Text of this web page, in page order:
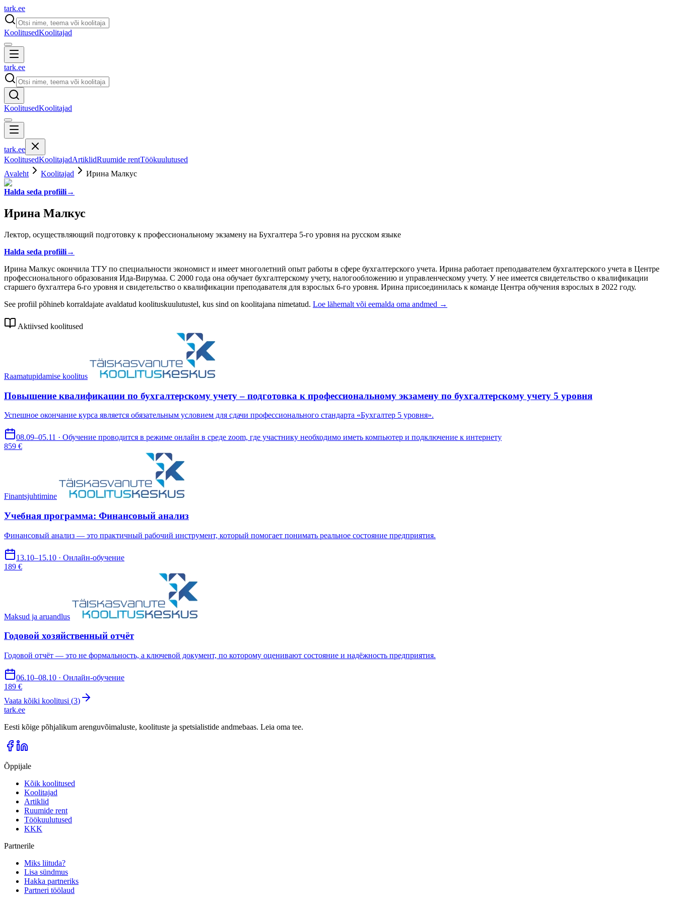
tark.ee
KoolitusedKoolitajad
tark.ee
KoolitusedKoolitajad
tark.ee
KoolitusedKoolitajadArtiklidRuumide rentTöökuulutused
Avaleht
Koolitajad Ирина Малкус
Halda seda profiili→
Ирина Малкус
Лектор, осуществляющий подготовку к профессиональному экзамену на Бухгалтера 5-го уровня на русском языке
Halda seda profiili→
Ирина Малкус окончила ТТУ по специальности экономист и имеет многолетний опыт работы в сфере бухгалтерского учета. Ирина работает преподавателем бухгалтерского учета в Центре
профессионального образования Ида-Вирумаа. С 2000 года она обучает бухгалтерскому учету, налогообложению и управленческому учету. У нее имеется свидетельство о квалификации
старшего бухгалтера 6-го уровня и свидетельство о квалификации преподавателя для взрослых 6-го уровня. Ирина присоединилась к команде Центра обучения взрослых в 2022 году.
See profiil põhineb korraldajate avaldatud koolituskuulutustel, kus sind on koolitajana nimetatud. Loe lähemalt või eemalda oma andmed →
Aktiivsed koolitused
Raamatupidamise koolitus
Повышение квалификации по бухгалтерскому учету – подготовка к профессиональному экзамену по бухгалтерскому учету 5 уровня
Успешное окончание курса является обязательным условием для сдачи профессионального стандарта «Бухгалтер 5 уровня».
08.09–05.11 · Обучение проводится в режиме онлайн в среде zoom, где участнику необходимо иметь компьютер и подключение к интернету
859 €
Finantsjuhtimine
Учебная программа: Финансовый анализ
Финансовый анализ — это практичный рабочий инструмент, который помогает понимать реальное состояние предприятия.
13.10–15.10 · Онлайн-обучение
189 €
Maksud ja aruandlus
Годовой хозяйственный отчёт
Годовой отчёт — это не формальность, а ключевой документ, по которому оценивают состояние и надёжность предприятия.
06.10–08.10 · Онлайн-обучение
189 €
Vaata kõiki koolitusi (3)
tark.ee
Eesti kõige põhjalikum arenguvõimaluste, koolituste ja spetsialistide andmebaas. Leia oma tee.
Õppijale
Kõik koolitused
Koolitajad
Artiklid
Ruumide rent
Töökuulutused
KKK
Partnerile
Miks liituda?
Lisa sündmus
Hakka partneriks
Partneri töölaud